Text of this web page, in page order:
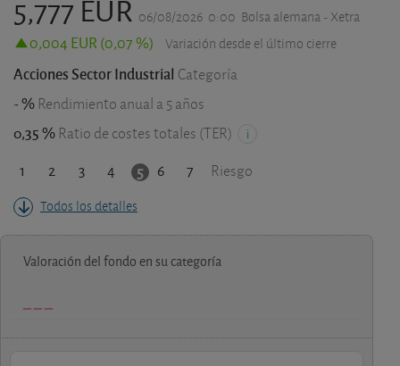
06/08/2026 0:00 Bolsa alemana - Xetra
0,004 EUR (0,07 %) Variación desde el último cierre
Acciones Sector Industrial Categoría
- % Rendimiento anual a 5 años
0,35 % Ratio de costes totales (TER)
1 2 3 4 5 6 7 Riesgo
Todos los detalles
Valoración del fondo en su categoría